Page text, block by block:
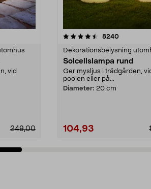
vid
249,00
8240recensioner
Dekorationsbelysning
Solcellslampa rund
Ger mysljus i trädgården,
poolen eller på...
Diameter: 20 cm
104,93
4.5 av 5 stjärnor